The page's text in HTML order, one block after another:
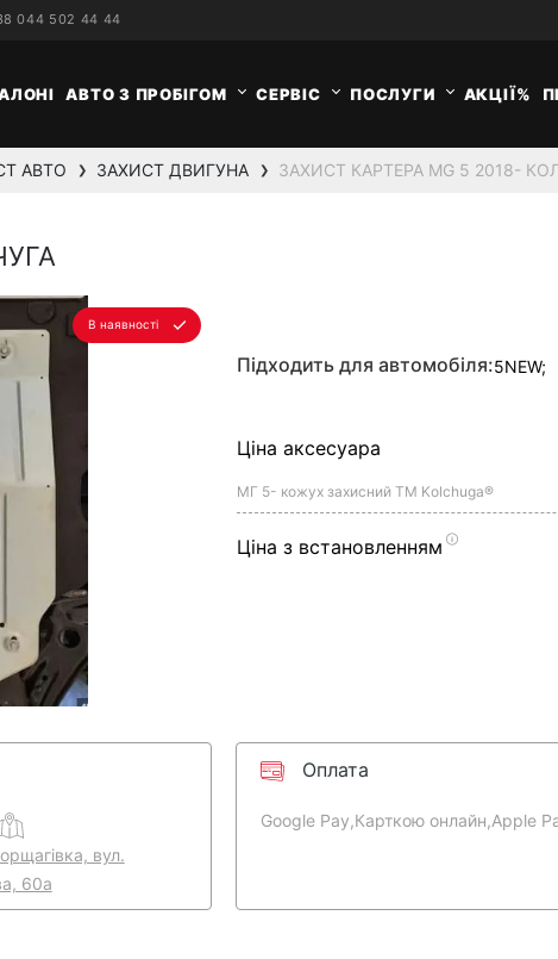
044 502 44 44
АВТО З ПРОБІГОМ СЕРВІС ПОСЛУГИ АКЦІЇ%
АВТО ❯ ЗАХИСТ ДВИГУНА ❯ ЗАХИСТ КАРТЕРА MG 5 2018-
В наявності
Підходить для автомобіля:5NEW;
Ціна аксесуара
МГ 5- кожух захисний ТМ Kolchuga®
Ціна з встановленням
вул.
60а
Оплата
Google Pay,Карткою онлайн,Apple